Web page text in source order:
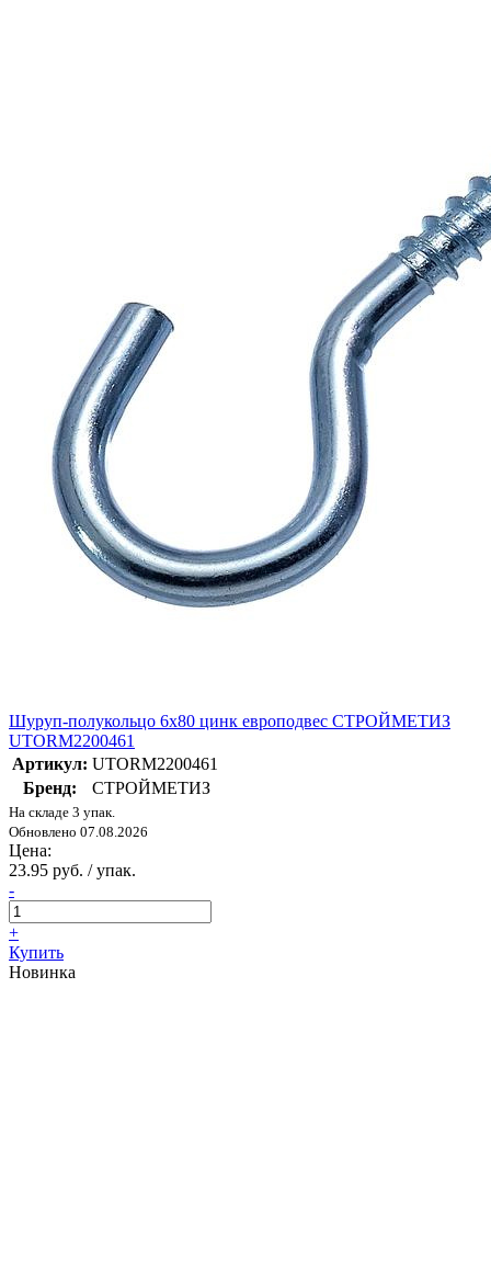
Шуруп-полукольцо 6х80 цинк европодвес СТРОЙМЕТИЗ
UTORM2200461
Артикул: UTORM2200461
Бренд:
СТРОЙМЕТИЗ
На складе 3 упак.
Обновлено 07.08.2026
Цена:
23.95 руб. / упак.
-
+
Купить
Новинка